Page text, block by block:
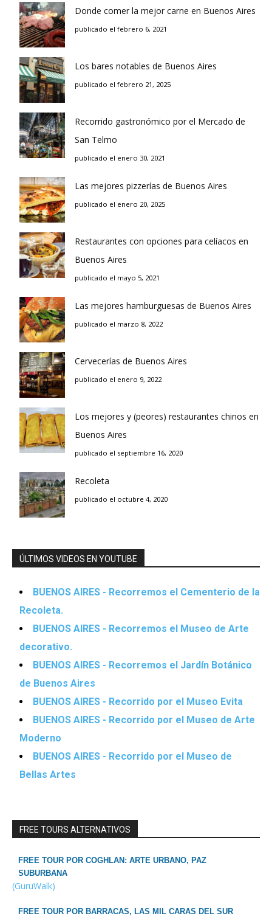
Donde comer la mejor carne en Buenos Aires
publicado el febrero 6, 2021
Los bares notables de Buenos Aires
publicado el febrero 21, 2025
Recorrido gastronómico por el Mercado de
San Telmo
publicado el enero 30, 2021
Las mejores pizzerías de Buenos Aires
publicado el enero 20, 2025
Restaurantes con opciones para celíacos en
Buenos Aires
publicado el mayo 5, 2021
Las mejores hamburguesas de Buenos Aires
publicado el marzo 8, 2022
Cervecerías de Buenos Aires
publicado el enero 9, 2022
Los mejores y (peores) restaurantes chinos en
Buenos Aires
publicado el septiembre 16, 2020
Recoleta
publicado el octubre 4, 2020
ÚLTIMOS VIDEOS EN YOUTUBE
BUENOS AIRES - Recorremos el Cementerio de la
Recoleta.
BUENOS AIRES - Recorremos el Museo de Arte
decorativo.
BUENOS AIRES - Recorremos el Jardín Botánico
de Buenos Aires
BUENOS AIRES - Recorrido por el Museo Evita
BUENOS AIRES - Recorrido por el Museo de Arte
Moderno
BUENOS AIRES - Recorrido por el Museo de
Bellas Artes
FREE TOURS ALTERNATIVOS
FREE TOUR POR COGHLAN: ARTE URBANO, PAZ
SUBURBANA
(GuruWalk)
FREE TOUR POR BARRACAS, LAS MIL CARAS DEL SUR